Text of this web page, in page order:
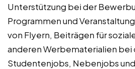
Unterstützung bei der
Programmen und
von Flyern, Beiträgen für
anderen Werbematerialien bei
Studentenjobs, Nebenjobs